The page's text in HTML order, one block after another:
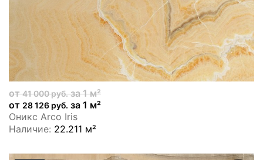
от41 000 руб.за 1 м²
от 28 126 руб. за 1 м²
Оникс Arco Iris
Наличие: 22.211 м²